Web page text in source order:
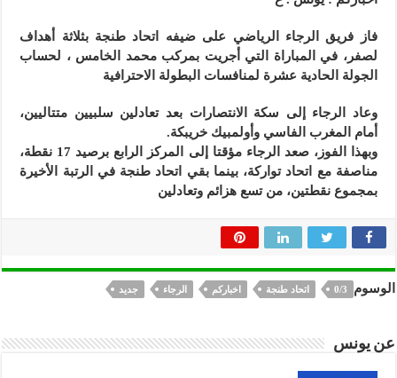
فاز فريق الرجاء الرياضي على ضيفه اتحاد طنجة بثلاثة أهداف
لصفر، في المباراة التي أجريت بمركب محمد الخامس ، لحساب
الجولة الحادية عشرة لمنافسات البطولة الاحترافية
وعاد الرجاء إلى سكة الانتصارات بعد تعادلين سلبيين متتاليين،
أمام المغرب الفاسي وأولمبيك خريبكة.
وبهذا الفوز، صعد الرجاء مؤقتا إلى المركز الرابع برصيد 17 نقطة،
مناصفة مع اتحاد تواركة، بينما بقي اتحاد طنجة في الرتبة الأخيرة
بمجموع نقطتين، من تسع هزائم وتعادلين
الوسوم 0/3 اتحاد طنجة اخباركم الرجاء جديد
عن يونس